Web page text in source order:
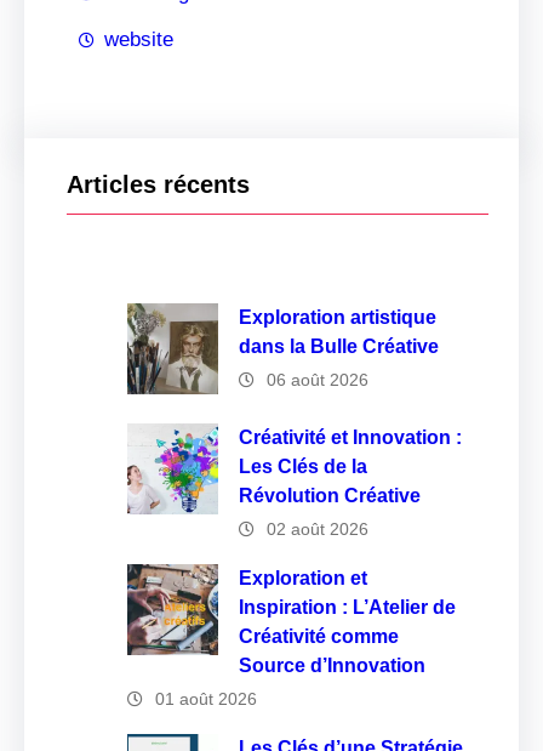
website
Articles récents
Exploration artistique
dans la Bulle Créative
06 août 2026
Créativité et Innovation :
Les Clés de la
Révolution Créative
02 août 2026
Exploration et
Inspiration : L’Atelier de
Créativité comme
Source d’Innovation
01 août 2026